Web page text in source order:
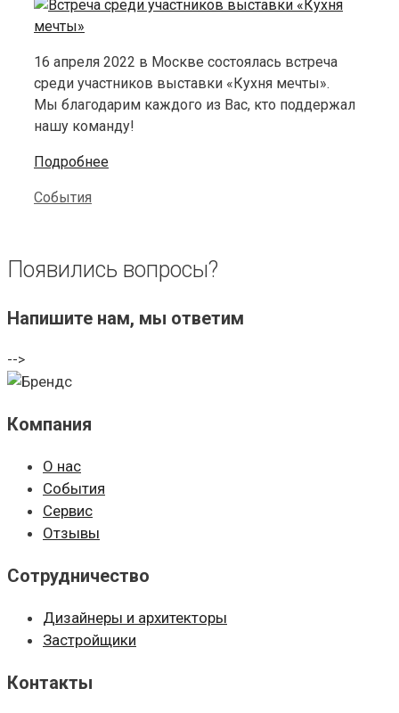
16 апреля 2022 в Москве состоялась встреча
среди участников выставки «Кухня мечты».
Мы благодарим каждого из Вас, кто поддержал
нашу команду!
Подробнее
Categories
События
Появились вопросы?
Напишите нам, мы ответим
-->
Компания
О нас
События
Сервис
Отзывы
Сотрудничество
Дизайнеры и архитекторы
Застройщики
Контакты